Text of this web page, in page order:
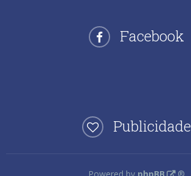
Facebook
Publicidade